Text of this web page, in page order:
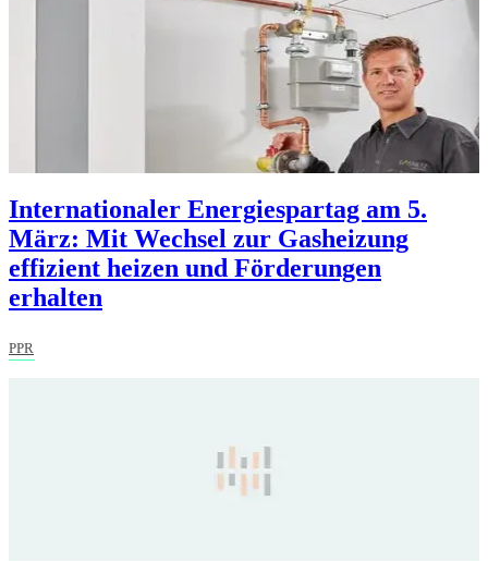
Internationaler Energiespartag am 5.
März: Mit Wechsel zur Gasheizung
effizient heizen und Förderungen
erhalten
PPR